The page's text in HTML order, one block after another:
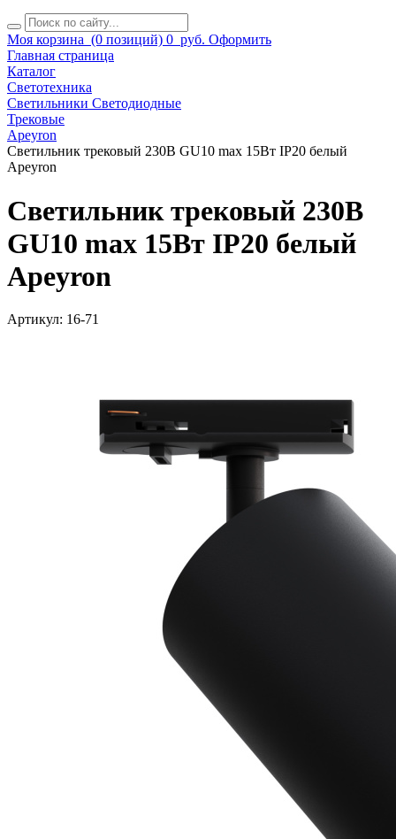
Моя корзина (0 позиций) 0 руб. Оформить
Главная страница
Каталог
Светотехника
Светильники Светодиодные
Трековые
Apeyron
Светильник трековый 230В GU10 max 15Вт IP20 белый
Apeyron
Светильник трековый 230В
GU10 max 15Вт IP20 белый
Apeyron
Артикул: 16-71